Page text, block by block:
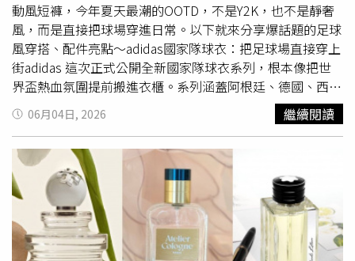
間內進行醫學搶救，極易導致呼吸衰竭而致死。除了曼陀羅
外，外形酷似小白菜的「蒼耳」以及神似芹菜的「毒芹」等
劇毒植物，也經常被誤認。對此，地方衛生單位強烈呼籲，
面對分辨不清的野生植物應堅持「不採、不買、不吃」的三
不原則，切勿依憑過往經驗隨意挖取。若民眾不慎誤食不明
植物並出現噁心、頭暈或發燒等不適，應立即進行催吐，並
第一時間就醫，以免錯失黃金救援時機。
動風短褲，今年夏天最潮的OOTD，不是Y2K，也不是靜奢
風，而是直接把球場穿進日常。以下就來分享爆話題的足球
風穿搭、配件亮點～adidas國家隊球衣：把足球場直接穿上
街adidas 這次正式公開全新國家隊球衣系列，根本像把世
界盃熱血氛圍提前搬進衣櫃。系列涵蓋阿根廷、德國、西班
牙、義大利、日本等高人氣國家隊，不只主場球衣延續經典
代表色，客場版本更大膽加入當代街頭感設計，讓球衣不再
只是球迷戰袍，而是直接晉升今年最強夏日穿搭單品。（圖
／品牌提供）這次最大亮點，絕對是 adidas Originals 經典
三葉草Logo睽違36年正式重返世界盃舞台。復古感直接拉
滿，搭配90年代運動美學與現代機能材質，完全命中現在最
流行的「Blokecore」足球穿搭風潮。尤其 oversized 球衣
配牛仔褲、運動短褲或百褶裙的混搭方式，今年早就在韓
國、日本街頭瘋狂洗版，真的要跟上。（圖／品牌提供）
06月04日, 2026 繼續閱讀